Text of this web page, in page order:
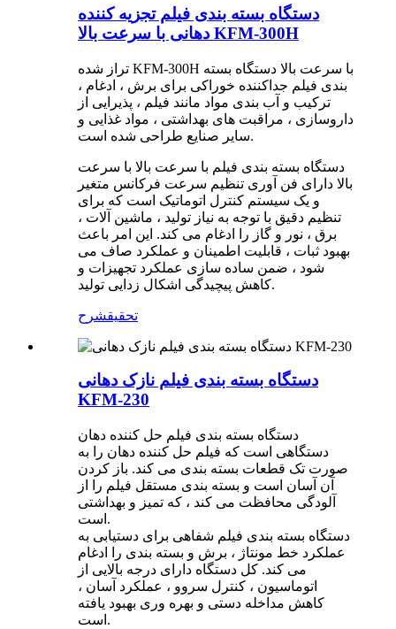
دستگاه بسته بندی فیلم تجزیه کننده
دهانی با سرعت بالا KFM-300H
تراز شده KFM-300H با سرعت بالا دستگاه بسته
بندی فیلم جداکننده خوراکی برای برش ، ادغام ،
ترکیب و آب بندی مواد مانند فیلم ، پذیرایی از
داروسازی ، مراقبت های بهداشتی ، مواد غذایی و
سایر صنایع طراحی شده است.
دستگاه بسته بندی فیلم با سرعت بالا با سرعت
بالا دارای فن آوری تنظیم سرعت فرکانس متغیر
و یک سیستم کنترل اتوماتیک است که برای
تنظیم دقیق با توجه به نیاز تولید ، ماشین آلات ،
برق ، نور و گاز را ادغام می کند. این امر باعث
بهبود ثبات ، قابلیت اطمینان و عملکرد صاف می
شود ، ضمن ساده سازی عملکرد تجهیزات و
کاهش پیچیدگی اشکال زدایی تولید.
تحقیقشرح
دستگاه بسته بندی فیلم نازک دهانی
KFM-230
دستگاه بسته بندی فیلم حل کننده دهان
دستگاهی است که فیلم حل کننده دهان را به
صورت تک قطعات بسته بندی می کند. باز کردن
آن آسان است و بسته بندی مستقل فیلم را از
آلودگی محافظت می کند ، که تمیز و بهداشتی
است.
دستگاه بسته بندی فیلم شفاهی برای دستیابی به
عملکرد خط مونتاژ ، برش و بسته بندی را ادغام
می کند. کل دستگاه دارای درجه بالایی از
اتوماسیون ، کنترل سروو ، عملکرد آسان ،
کاهش مداخله دستی و بهره وری بهبود یافته
است.